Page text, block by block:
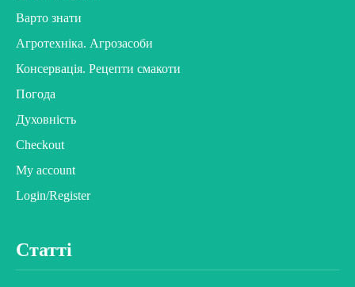
Варто знати
Агротехніка. Агрозасоби
Консервація. Рецепти смакоти
Погода
Духовність
Checkout
My account
Login/Register
Статті